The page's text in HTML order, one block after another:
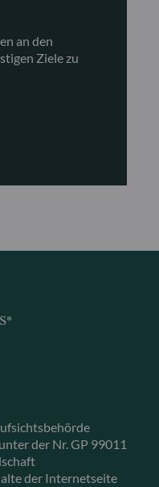
an den
Ziele zu
der Nr. GP 99011
der Internetseite